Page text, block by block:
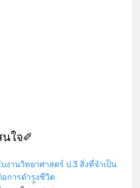
ใจ✐
บงานวิทยาศาสตร์ ป.3 สิ่งที่จำเป็น
อการดำรงชีวิต